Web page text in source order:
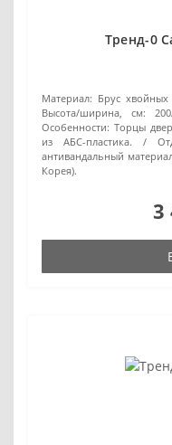
Тренд-0
Материал: Брус
Высота/ширина, см:
Особенности: Торцы
из АБС-пластика.
антивандальный
Корея).
3